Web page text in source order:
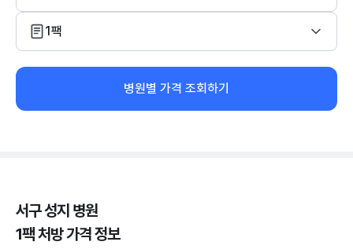
1팩
병원별 가격 조회하기
서구 성지 병원
1팩 처방 가격 정보